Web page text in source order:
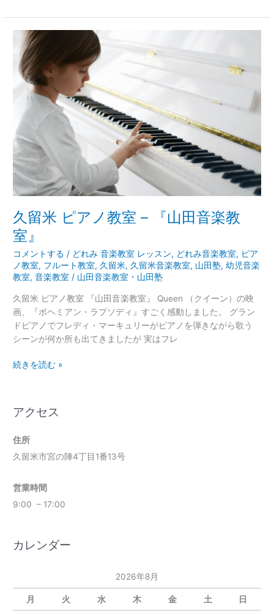
久留米 ピアノ教室 – 『山田音楽教
室』
コメントする / どれみ 音楽教室 レッスン, どれみ音楽教室, ピア
ノ教室, フルート教室, 久留米, 久留米音楽教室, 山田塾,幼児音楽
教室,音楽教室 / 山田音楽教室・山田塾
久留米 ピアノ教室 『山田音楽教室』 Queen （クイーン）の映
画、『ボヘミアン・ラプソディ』すごく感動しました。 グラン
ドピアノでフレディ・マーキュリーがピアノを弾きながら歌う
シーンが何か所も出てきましたが 実はフレ
米
ピ
ア
室
–
『山
田
楽
教
室』
続きを読む »
アクセス
住所
久留米市宮の陣4丁目1番13号
営業時間
9:00 – 17:00
カレンダー
2026年8月
月 火 水 木 金 土 日